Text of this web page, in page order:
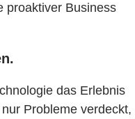
proaktiver Business
das Erlebnis
Probleme verdeckt,